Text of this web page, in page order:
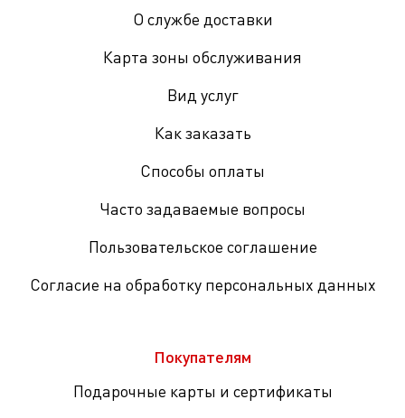
О службе доставки
Карта зоны обслуживания
Вид услуг
Как заказать
Способы оплаты
Часто задаваемые вопросы
Пользовательское соглашение
Согласие на обработку персональных данных
Покупателям
Подарочные карты и сертификаты